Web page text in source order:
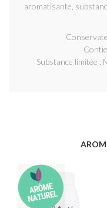
aromatisante,
Substance limitée :